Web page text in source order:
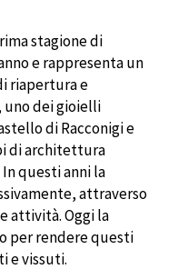
stagione di
e rappresenta un
riapertura e
uno dei gioielli
di Racconigi e
di architettura
questi anni la
attraverso
attività. Oggi la
per rendere questi
e vissuti.